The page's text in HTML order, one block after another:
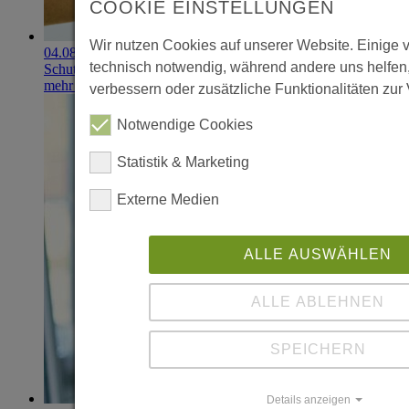
04.08.2026
Schutzhandschuhe erzielen 900.000-Euro-Exit
mehr erfahren
COOKIE EINSTELLUNGEN
Wir nutzen Cookies auf unserer Website. Einige
technisch notwendig, während andere uns
verbessern oder zusätzliche Funktionalitäten zur
Notwendige Cookies
Statistik & Marketing
Externe Medien
ALLE AUSWÄHLEN
ALLE ABLEHNEN
SPEICHERN
Details anzeigen